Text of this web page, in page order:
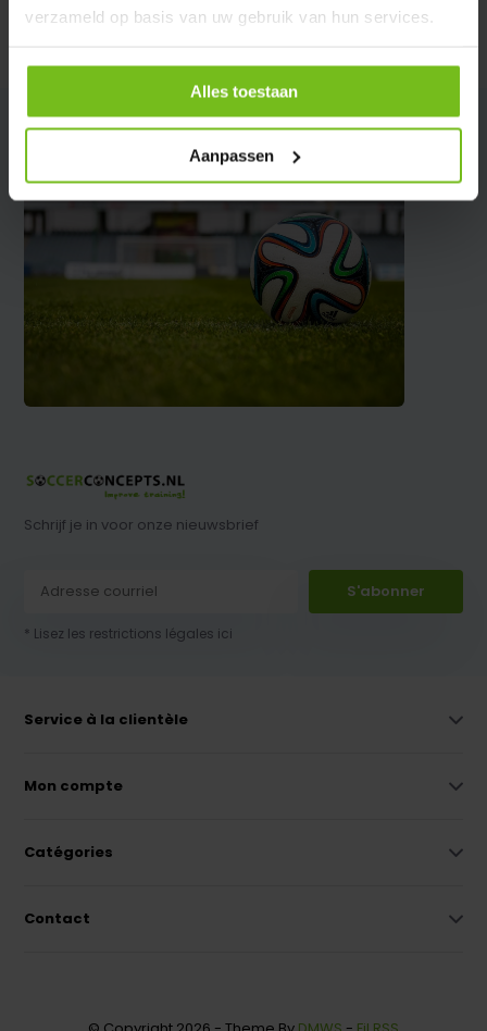
verzameld op basis van uw gebruik van hun services.
Alles toestaan
Aanpassen
Schrijf je in voor onze nieuwsbrief
S'abonner
* Lisez les restrictions légales ici
Service à la clientèle
Mon compte
Catégories
Contact